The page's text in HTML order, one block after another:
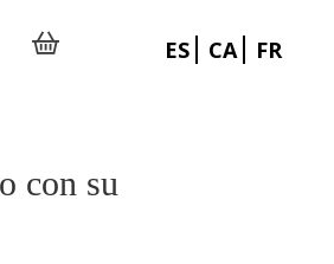
ES CA FR
con su